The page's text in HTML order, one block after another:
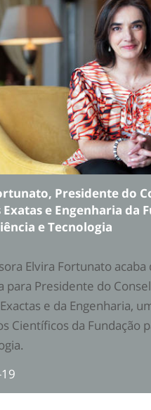
Presidente do
Exatas e Engenharia da
e Tecnologia
Elvira Fortunato acaba
para Presidente do
e da Engenharia,
Científicos da Fundação